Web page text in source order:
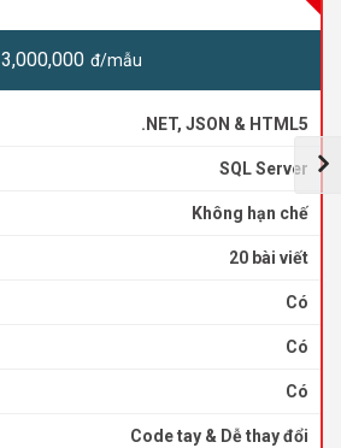
3,000,000 đ/mẫu
.NET, JSON & HTML5
SQL Server
Không hạn chế
20 bài viết
Có
Có
Có
Code tay & Dễ thay đổi